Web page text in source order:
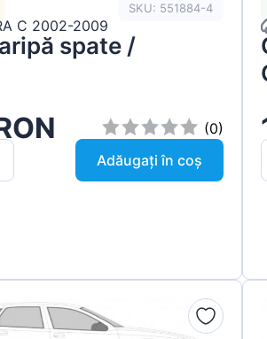
SKU: 551884-4
C 2002-2009
spate /
(0)
Adăugați în coș